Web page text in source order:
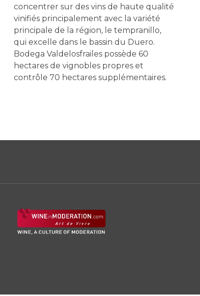
concentrer sur des vins de haute qualité
vinifiés principalement avec la variété
principale de la région, le tempranillo,
qui excelle dans le bassin du Duero.
Bodega Valdelosfrailes possède 60
hectares de vignobles propres et
contrôle 70 hectares supplémentaires.